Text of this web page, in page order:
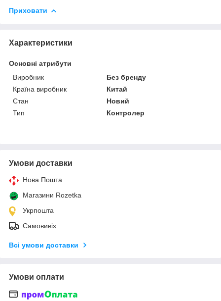
Приховати
Характеристики
Основні атрибути
Виробник
Без бренду
Країна виробник
Китай
Стан
Новий
Тип
Контролер
Умови доставки
Нова Пошта
Магазини Rozetka
Укрпошта
Самовивіз
Всі умови доставки
Умови оплати